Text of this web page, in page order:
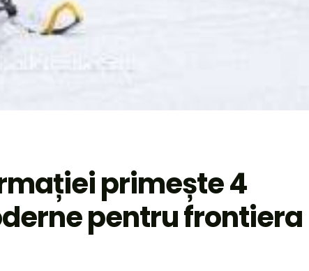
primește 4
pentru frontiera